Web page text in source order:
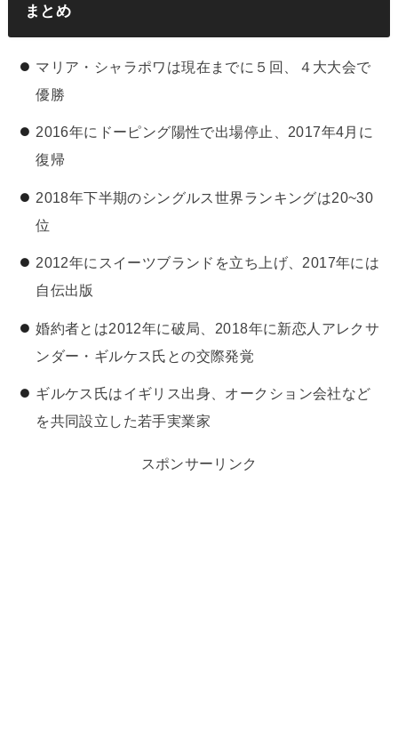
まとめ
マリア・シャラポワは現在までに５回、４大大会で
優勝
2016年にドーピング陽性で出場停止、2017年4月に
復帰
2018年下半期のシングルス世界ランキングは20~30
位
2012年にスイーツブランドを立ち上げ、2017年には
自伝出版
婚約者とは2012年に破局、2018年に新恋人アレクサ
ンダー・ギルケス氏との交際発覚
ギルケス氏はイギリス出身、オークション会社など
を共同設立した若手実業家
スポンサーリンク